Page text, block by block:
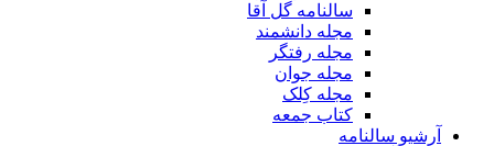
سالنامه گل آقا
مجله دانشمند
مجله رفتگر
مجله جوان
مجله کِلک
کتاب جمعه
آرشیو سالنامه